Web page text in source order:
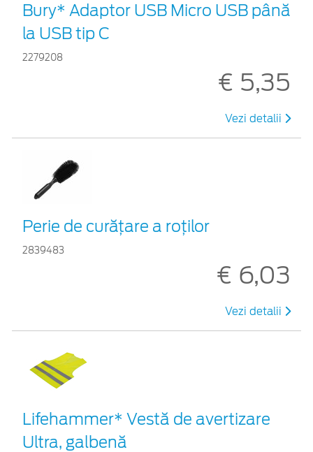
Bury* Adaptor USB Micro USB până
la USB tip C
2279208
€ 5,35
Vezi detalii
Perie de curățare a roților
2839483
€ 6,03
Vezi detalii
Lifehammer* Vestă de avertizare
Ultra, galbenă